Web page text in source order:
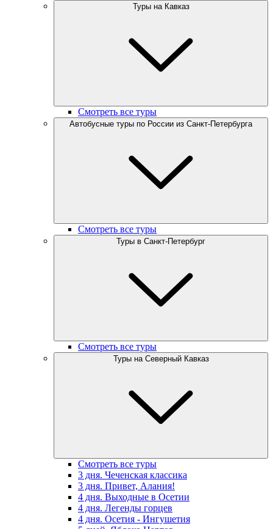
Туры на Кавказ
Смотреть все туры
Автобусные туры по России из Санкт-Петербурга
Смотреть все туры
Туры в Санкт-Петербург
Смотреть все туры
Туры на Северный Кавказ
Смотреть все туры
3 дня. Чеченская классика
3 дня. Привет, Алания!
4 дня. Выходные в Осетии
4 дня. Легенды горцев
4 дня. Осетия - Ингушетия